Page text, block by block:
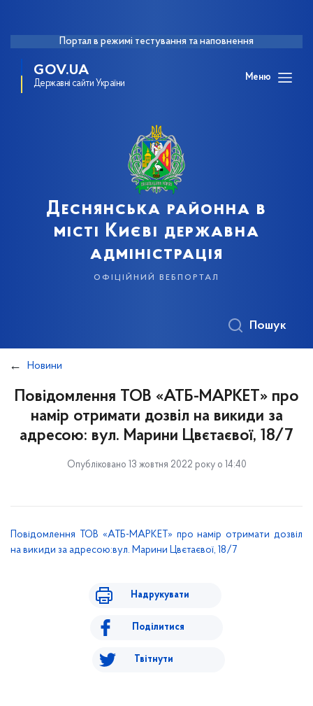
Портал в режимі тестування та наповнення
GOV.UA
Державні сайти України
Меню
Деснянська районна в
місті Києві державна
адміністрація
офіційний вебпортал
Пошук
Новини
Повідомлення ТОВ «АТБ-МАРКЕТ» про
намір отримати дозвіл на викиди за
адресою: вул. Марини Цвєтаєвої, 18/7
Опубліковано 13 жовтня 2022 року о 14:40
Повідомлення ТОВ «АТБ-МАРКЕТ» про намір отримати дозвіл
на викиди за адресою:вул. Марини Цвєтаєвої, 18/7
Надрукувати
Поділитися
Твітнути